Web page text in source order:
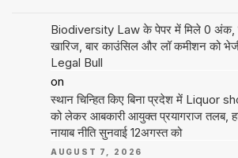
Biodiversity Law के पेपर में मिले 0 अंक,
खारिज, बार काउंसिल और लॉ कमीशन को
Legal Bull
on
स्थान चिन्हित किए बिना प्रदेश में Liquor
को लेकर आबकारी आयुक्त प्रयागराज तलब,
नायाब नीति सुनवाई 12अगस्त को
AUGUST 7, 2026